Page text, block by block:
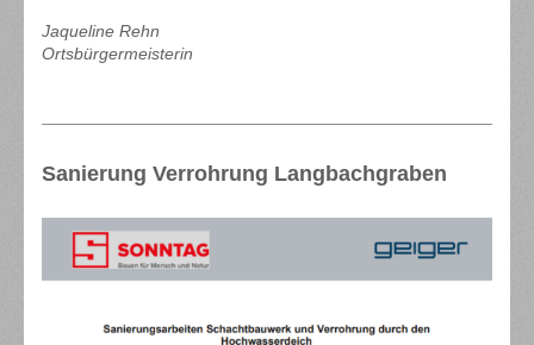
Jaqueline Rehn
Ortsbürgermeisterin
Sanierung Verrohrung Langbachgraben